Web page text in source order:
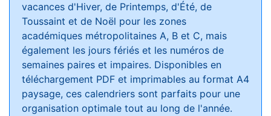
vacances d'Hiver, de Printemps, d'Été, de
Toussaint et de Noël pour les zones
académiques métropolitaines A, B et C, mais
également les jours fériés et les numéros de
semaines paires et impaires. Disponibles en
téléchargement PDF et imprimables au format A4
paysage, ces calendriers sont parfaits pour une
organisation optimale tout au long de l'année.